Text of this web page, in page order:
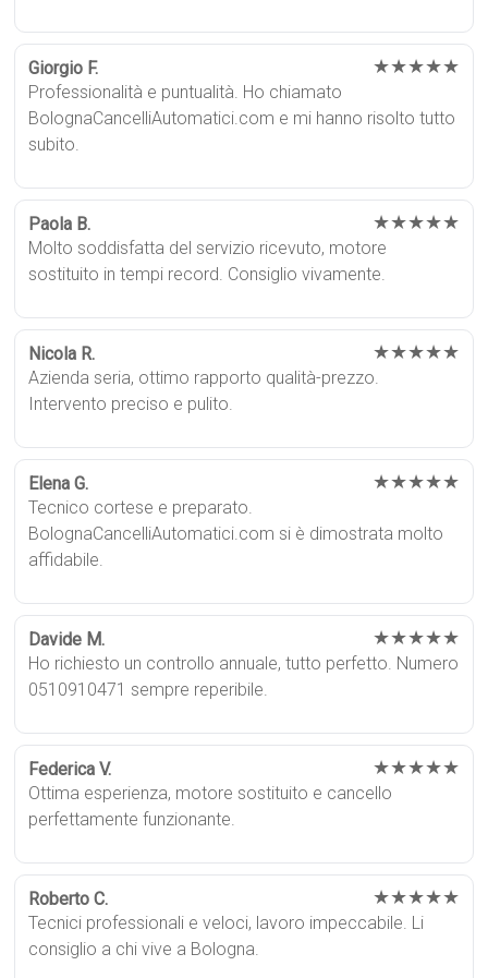
Giorgio F. ★★★★★
Professionalità e puntualità. Ho chiamato
BolognaCancelliAutomatici.com e mi hanno risolto tutto
subito.
Paola B. ★★★★★
Molto soddisfatta del servizio ricevuto, motore
sostituito in tempi record. Consiglio vivamente.
Nicola R. ★★★★★
Azienda seria, ottimo rapporto qualità-prezzo.
Intervento preciso e pulito.
Elena G. ★★★★★
Tecnico cortese e preparato.
BolognaCancelliAutomatici.com si è dimostrata molto
affidabile.
Davide M. ★★★★★
Ho richiesto un controllo annuale, tutto perfetto. Numero
0510910471 sempre reperibile.
Federica V. ★★★★★
Ottima esperienza, motore sostituito e cancello
perfettamente funzionante.
Roberto C. ★★★★★
Tecnici professionali e veloci, lavoro impeccabile. Li
consiglio a chi vive a Bologna.